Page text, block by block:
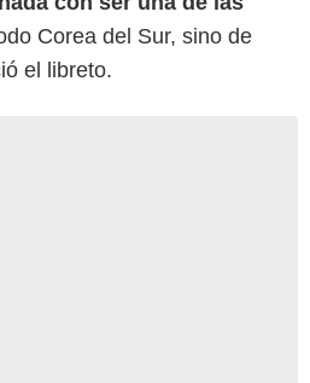
Corea del Sur, sino de
el libreto.